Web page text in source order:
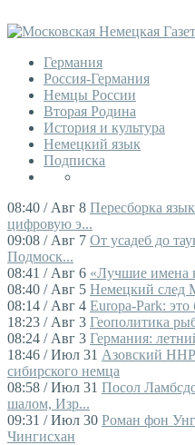
Германия
Россия-Германия
Немцы России
Вторая Родина
История и культура
Немецкий язык
Подписка
08:40 / Авг 8 Пересборка
цифровую э...
09:08 / Авг 7 От усадеб до
Подмоск...
08:41 / Авг 6 «Лучшие имена
08:40 / Авг 5 Немецкий след
08:14 / Авг 4 Europa-Park:
18:23 / Авг 3 Геополитика
08:24 / Авг 3 Германия:
18:46 / Июл 31 Азовский
сибирского немца
08:58 / Июл 31 Посол
шалом, Изр...
09:31 / Июл 30 Роман фон
Чингисхан